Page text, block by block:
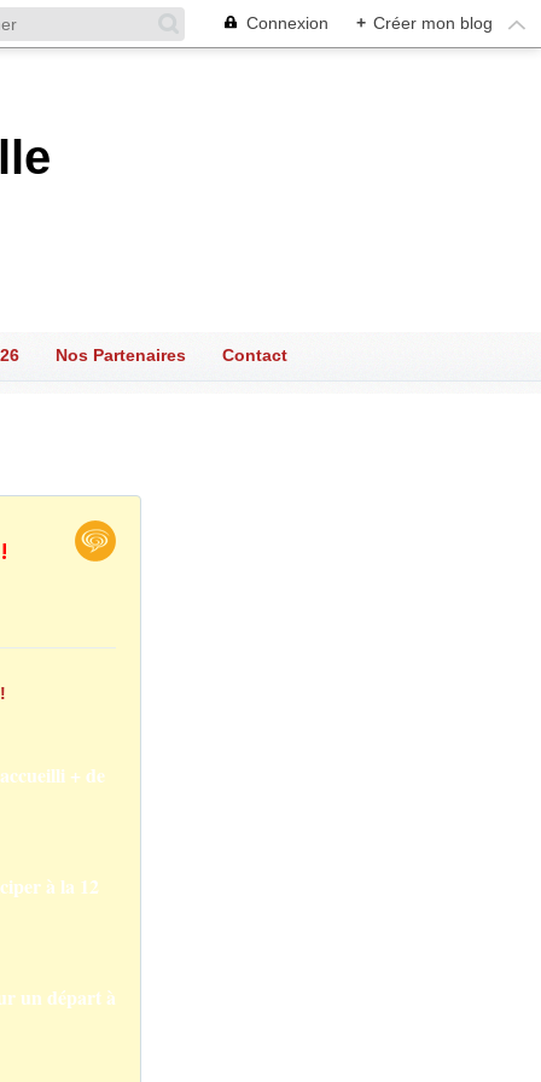
Connexion + Créer mon blog
Nos Partenaires Contact
+ de
à la 12
un départ à